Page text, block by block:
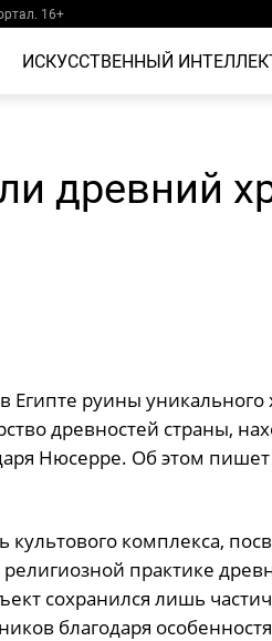
16+
ИСКУССТВЕННЫЙ
древний
Египте руины
древностей страны,
Нюсерре. Об этом пишет
культового комплекса,
практике
сохранился лишь
благодаря